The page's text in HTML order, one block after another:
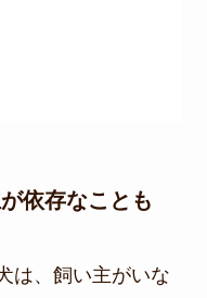
依存なことも
は、飼い主がいな